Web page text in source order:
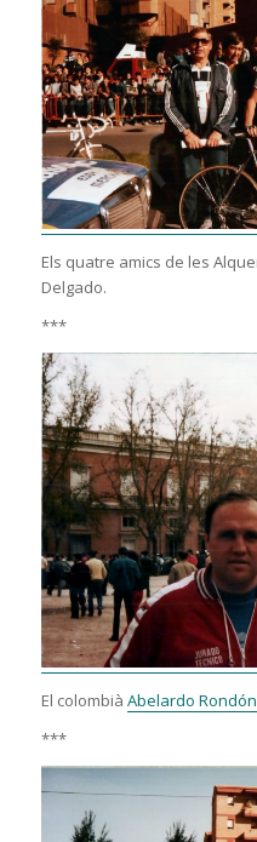
Els quatre amics de les
Delgado.
***
El colombià Abelardo Rondón
***